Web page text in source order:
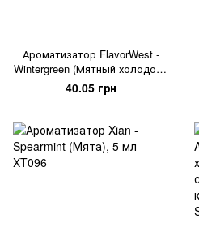
Ароматизатор FlavorWest -
Wintergreen (Мятный холодок),
5 мл
40.05 грн